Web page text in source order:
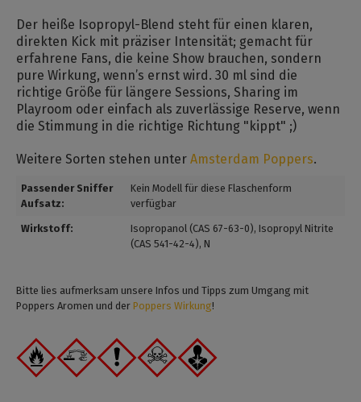
Der heiße Isopropyl-Blend steht für einen klaren,
direkten Kick mit präziser Intensität; gemacht für
erfahrene Fans, die keine Show brauchen, sondern
pure Wirkung, wenn’s ernst wird. 30 ml sind die
richtige Größe für längere Sessions, Sharing im
Playroom oder einfach als zuverlässige Reserve, wenn
die Stimmung in die richtige Richtung "kippt" ;)
Weitere Sorten stehen unter Amsterdam Poppers.
Passender Sniffer
Aufsatz:
Kein Modell für diese Flaschenform
verfügbar
Wirkstoff: Isopropanol (CAS 67-63-0), Isopropyl Nitrite
(CAS 541-42-4), N
Bitte lies aufmerksam unsere Infos und Tipps zum Umgang mit
Poppers Aromen und der Poppers Wirkung!